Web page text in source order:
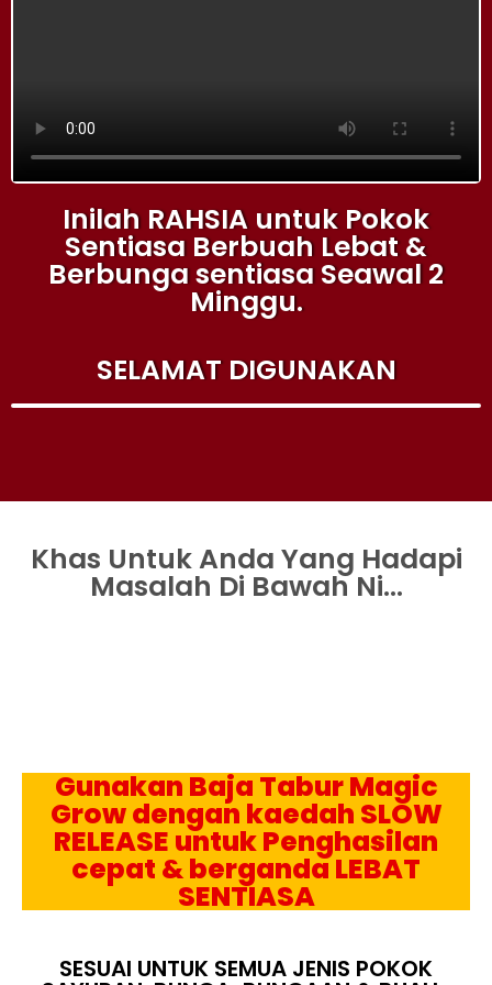
Inilah RAHSIA untuk Pokok
Sentiasa Berbuah Lebat &
Berbunga sentiasa Seawal 2
Minggu.
SELAMAT DIGUNAKAN
Khas Untuk Anda Yang Hadapi
Masalah Di Bawah Ni...
Gunakan Baja Tabur Magic
Grow dengan kaedah SLOW
RELEASE untuk Penghasilan
cepat & berganda LEBAT
SENTIASA
SESUAI UNTUK SEMUA JENIS POKOK